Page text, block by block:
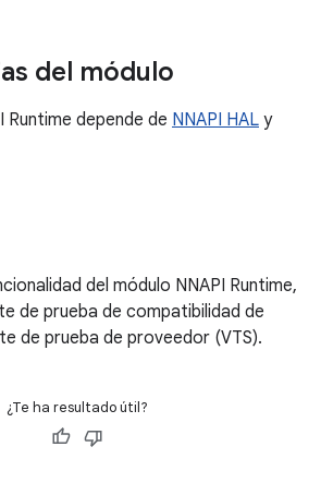
del módulo
Runtime depende de NNAPI HAL y
del módulo NNAPI Runtime,
de prueba de compatibilidad de
de prueba de proveedor (VTS).
¿Te ha resultado útil?